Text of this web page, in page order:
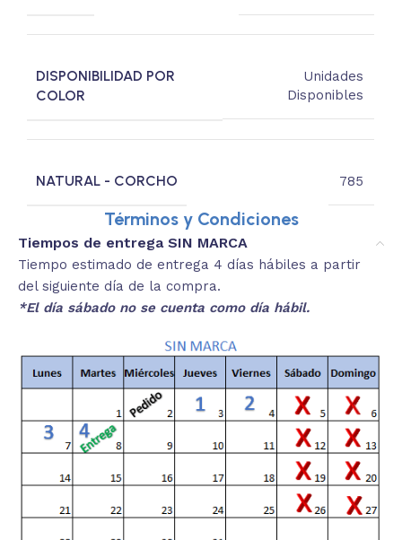
DISPONIBILIDAD POR
COLOR
Unidades
Disponibles
NATURAL - CORCHO 785
Términos y Condiciones
Tiempos de entrega SIN MARCA
Tiempo estimado de entrega 4 días hábiles a partir
del siguiente día de la compra.
*El día sábado no se cuenta como día hábil.